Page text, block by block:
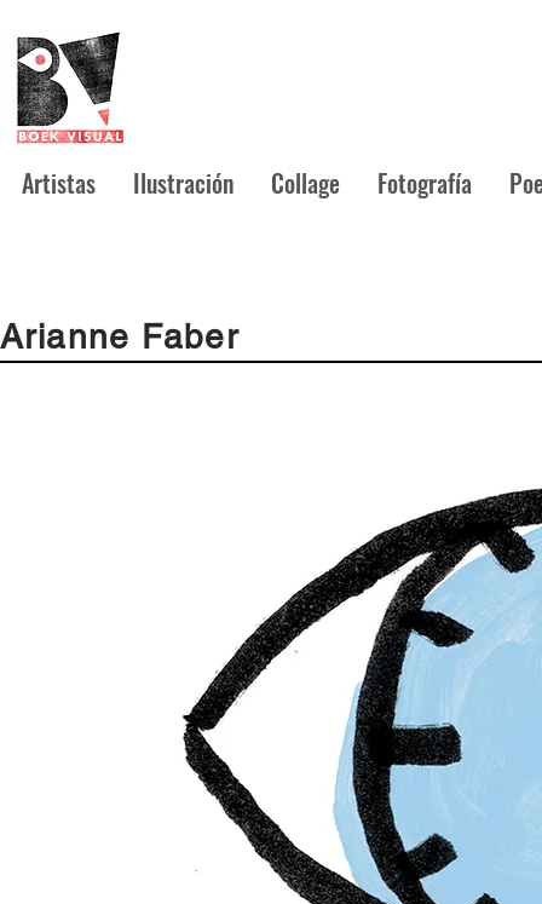
Artistas Ilustración Collage Fotografía
Arianne Faber